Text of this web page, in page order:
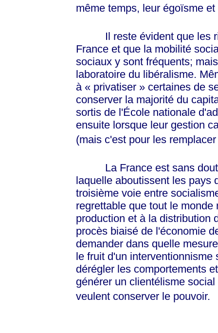
même temps, leur égoïsme
Il reste évident que les
France et que la mobilité
sociaux y sont fréquents;
laboratoire du libéralisme.
à « privatiser »certaines de
conserver la majorité du
sortis de l'École nationale
ensuite lorsque leur gestion
(mais c'est pour les
La France est sans doute
laquelle aboutissent les pays
troisième voie entre
regrettable que tout le
production et à la distribution
procès biaisé de l'économie
demander dans quelle
le fruit d'un
dérégler les comportements
générer un clientélisme
veulent conserver le pouvoir.